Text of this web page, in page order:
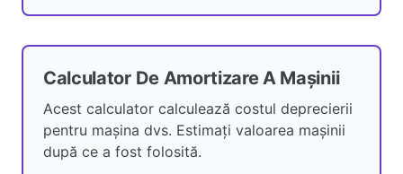
Calculator De Amortizare A Mașinii
Acest calculator calculează costul deprecierii
pentru mașina dvs. Estimați valoarea mașinii
după ce a fost folosită.